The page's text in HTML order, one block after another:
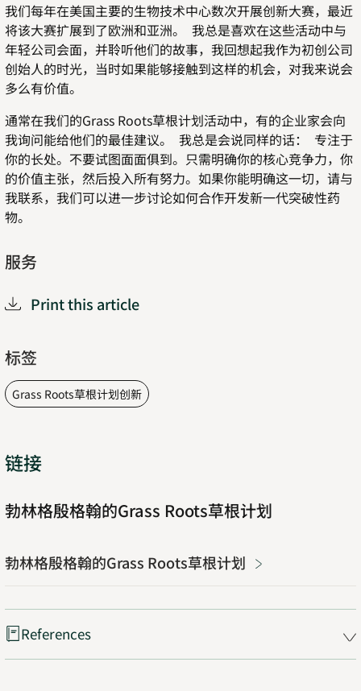
我们每年在美国主要的生物技术中心数次开展创新大赛，最近
将该大赛扩展到了欧洲和亚洲。 我总是喜欢在这些活动中与
年轻公司会面，并聆听他们的故事，我回想起我作为初创公司
创始人的时光，当时如果能够接触到这样的机会，对我来说会
多么有价值。
通常在我们的Grass Roots草根计划活动中，有的企业家会向
我询问能给他们的最佳建议。 我总是会说同样的话： 专注于
你的长处。不要试图面面俱到。只需明确你的核心竞争力，你
的价值主张，然后投入所有努力。如果你能明确这一切，请与
我联系，我们可以进一步讨论如何合作开发新一代突破性药
物。
服务
Print this article
标签
Grass Roots草根计划创新
链接
勃林格殷格翰的Grass Roots草根计划
勃林格殷格翰的Grass Roots草根计划
References